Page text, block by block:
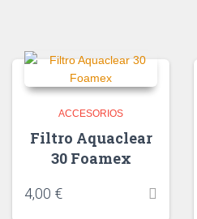
ACCESORIOS
Filtro Aquaclear
30 Foamex
4,00 €